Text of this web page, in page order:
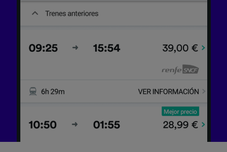
contenido personalizados, medición de
Lista de asociados (proveedores)